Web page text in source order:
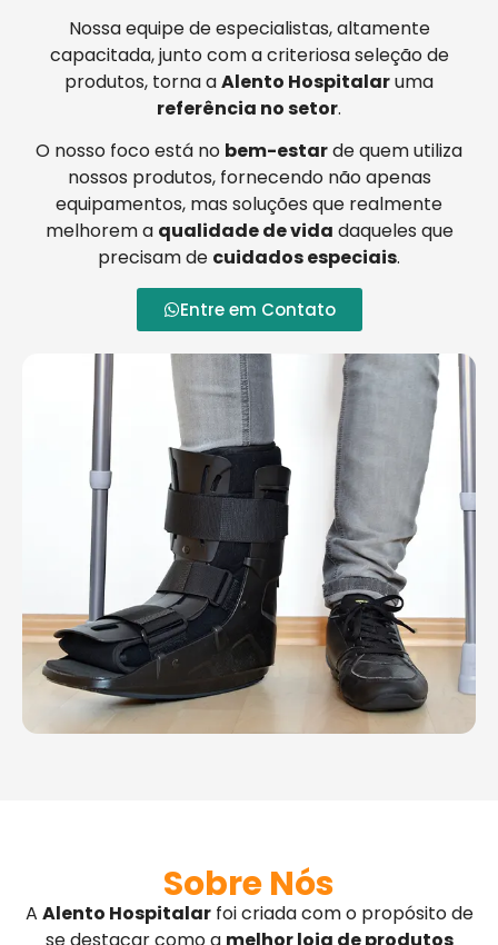
Nossa equipe de especialistas, altamente
capacitada, junto com a criteriosa seleção de
produtos, torna aAlento Hospitalaruma
referência no setor.
O nosso foco está no bem-estarde quem utiliza
nossos produtos, fornecendo não apenas
equipamentos, mas soluções que realmente
melhorem a qualidade de vida daqueles que
precisam de cuidados especiais.
Entre em Contato
Sobre Nós
A Alento Hospitalarfoi criada com o propósito de